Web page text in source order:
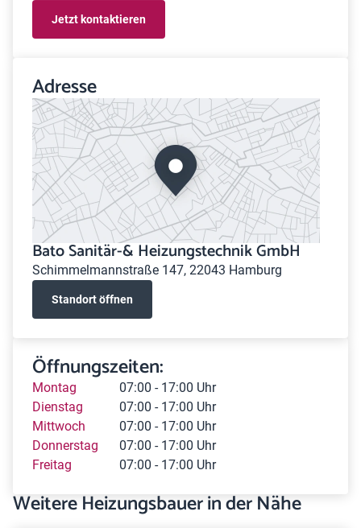
Jetzt kontaktieren
Adresse
Bato Sanitär-& Heizungstechnik GmbH
Schimmelmannstraße 147, 22043 Hamburg
Standort öffnen
Öffnungszeiten:
Montag
07:00 - 17:00 Uhr
Dienstag
07:00 - 17:00 Uhr
Mittwoch
07:00 - 17:00 Uhr
Donnerstag
07:00 - 17:00 Uhr
Freitag
07:00 - 17:00 Uhr
Weitere Heizungsbauer in der Nähe